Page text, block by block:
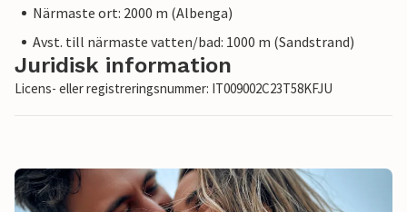
Närmaste ort: 2000 m (Albenga)
Avst. till närmaste vatten/bad: 1000 m (Sandstrand)
Juridisk information
Licens- eller registreringsnummer: IT009002C23T58KFJU